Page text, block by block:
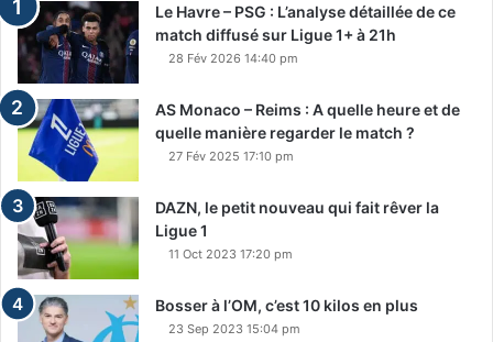
Le Havre – PSG : L’analyse détaillée de ce
match diffusé sur Ligue 1+ à 21h
28 Fév 2026 14:40 pm
AS Monaco – Reims : A quelle heure et de
quelle manière regarder le match ?
27 Fév 2025 17:10 pm
DAZN, le petit nouveau qui fait rêver la
Ligue 1
11 Oct 2023 17:20 pm
Bosser à l’OM, c’est 10 kilos en plus
23 Sep 2023 15:04 pm